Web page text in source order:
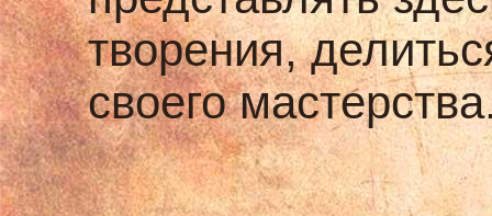
творения,
своего